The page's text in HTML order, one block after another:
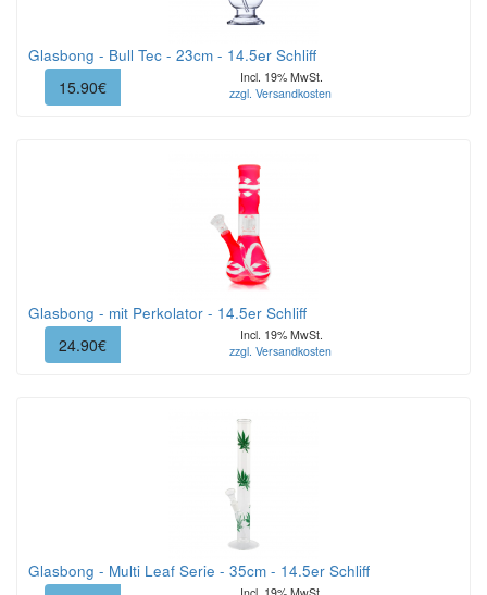
Glasbong - Bull Tec - 23cm - 14.5er Schliff
15.90€
Incl. 19% MwSt.
zzgl. Versandkosten
Glasbong - mit Perkolator - 14.5er Schliff
24.90€
Incl. 19% MwSt.
zzgl. Versandkosten
Glasbong - Multi Leaf Serie - 35cm - 14.5er Schliff